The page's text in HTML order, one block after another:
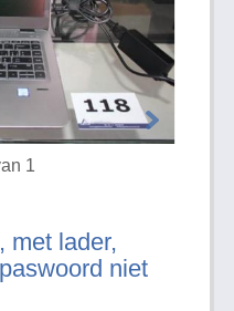
met lader,
niet
1